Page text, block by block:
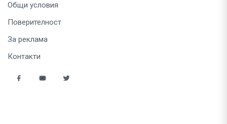
Общи условия
Поверителност
За реклама
Контакти